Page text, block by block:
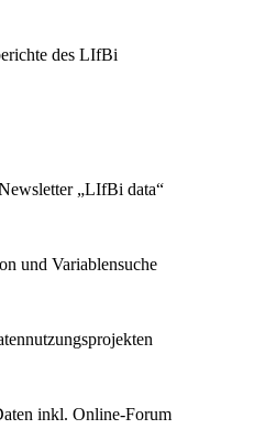
des LIfBi
„LIfBi data“
und Variablensuche
inkl. Online-Forum